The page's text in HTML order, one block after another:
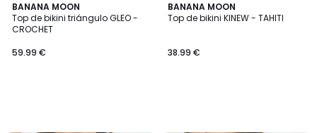
BANANA MOON
Top de bikini triángulo GLEO -
CROCHET
59.99 €
BANANA MOON
Top de bikini KINEW - TAHITI
38.99 €